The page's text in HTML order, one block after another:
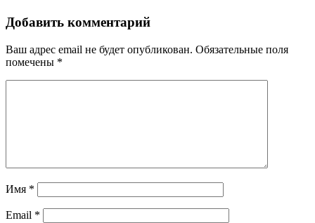
Добавить комментарий
Ваш адрес email не будет опубликован. Обязательные поля
помечены *
Имя *
Email *